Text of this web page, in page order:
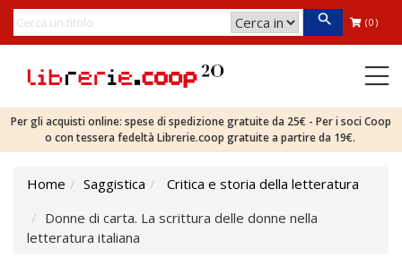
(0)
Per gli acquisti online: spese di spedizione gratuite da 25€ - Per i soci Coop
o con tessera fedeltà Librerie.coop gratuite a partire da 19€.
Home Saggistica
Critica e storia della letteratura
Donne di carta. La scrittura delle donne nella
letteratura italiana